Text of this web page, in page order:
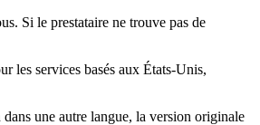
Si le prestataire ne trouve pas de
les services basés aux États-Unis,
une autre langue, la version originale